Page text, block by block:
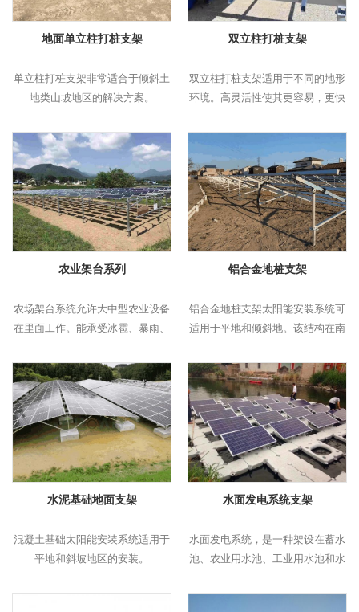
地面单立柱打桩支架
单立柱打桩支架非常适合于倾斜土
地类山坡地区的解决方案。
双立柱打桩支架
双立柱打桩支架适用于不同的地形
环境。高灵活性使其更容易，更快
农业架台系列
农场架台系统允许大中型农业设备
在里面工作。能承受冰雹、暴雨、
铝合金地桩支架
铝合金地桩支架太阳能安装系统可
适用于平地和倾斜地。该结构在南
于山区大型发电项目。
水泥基础地面支架
混凝土基础太阳能安装系统适用于
平地和斜坡地区的安装。
水面发电系统支架
水面发电系统，是一种架设在蓄水
池、农业用水池、工业用水池和水